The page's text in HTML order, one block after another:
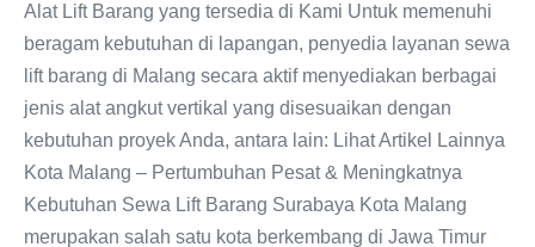
Alat Lift Barang yang tersedia di Kami Untuk memenuhi
beragam kebutuhan di lapangan, penyedia layanan sewa
lift barang di Malang secara aktif menyediakan berbagai
jenis alat angkut vertikal yang disesuaikan dengan
kebutuhan proyek Anda, antara lain: Lihat Artikel Lainnya
Kota Malang – Pertumbuhan Pesat & Meningkatnya
Kebutuhan Sewa Lift Barang Surabaya Kota Malang
merupakan salah satu kota berkembang di Jawa Timur